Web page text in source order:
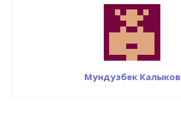
Мундузбек Калыков